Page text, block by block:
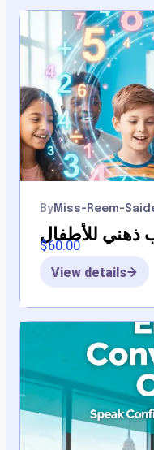
By Miss-Reem-
$60.00
View details